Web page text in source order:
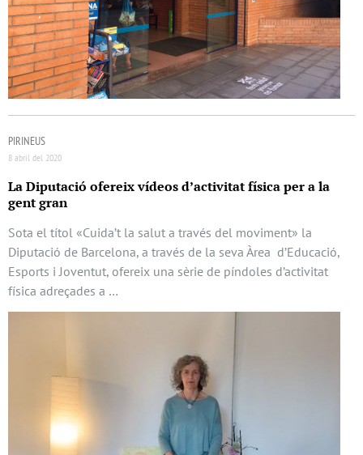
PIRINEUS
8 abril del 2020
La Diputació ofereix vídeos d’activitat física per a la
gent gran
Sota el títol «Cuida’t la salut a través del moviment» la
Diputació de Barcelona, a través de la seva Àrea d’Educació,
Esports i Joventut, ofereix una sèrie de píndoles d’activitat
física adreçades a …